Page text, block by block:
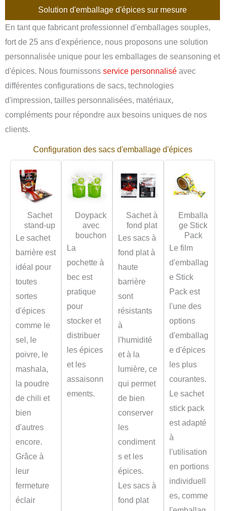
Solution d'emballage d'épices sur mesure
En tant que fabricant professionnel d'emballages souples,
fort de 25 ans d'expérience, nous proposons une solution
personnalisée unique pour les emballages de seansoning et
d'épices. Nous fournissons service personnalisé avec
différentes configurations de sacs, technologies
d'impression, tailles personnalisées, matériaux,
compléments pour répondre aux besoins uniques de nos
clients.
Configuration des sacs d'emballage d'épices
Sachet
stand-up
Le sachet
barrière est
idéal pour
toutes
sortes
d'épices
comme le
sel, le
poivre, le
mashala,
la poudre
de chili et
bien
d'autres
encore.
Grâce à
leur
fermeture
éclair
Doypack
avec
bouchon
La
pochette à
bec est
pratique
pour
stocker et
distribuer
les épices
et les
assaisonn
ements.
Sachet à
fond plat
Les sacs à
fond plat à
haute
barrière
sont
résistants
à
l'humidité
et à la
lumière, ce
qui permet
de bien
conserver
les
condiment
s et les
épices.
Les sacs à
fond plat
Emballa
ge Stick
Pack
Le film
d'emballag
e Stick
Pack est
l'une des
options
d'emballag
e d'épices
les plus
courantes.
Le sachet
stick pack
est adapté
à
l'utilisation
en portions
individuell
es, comme